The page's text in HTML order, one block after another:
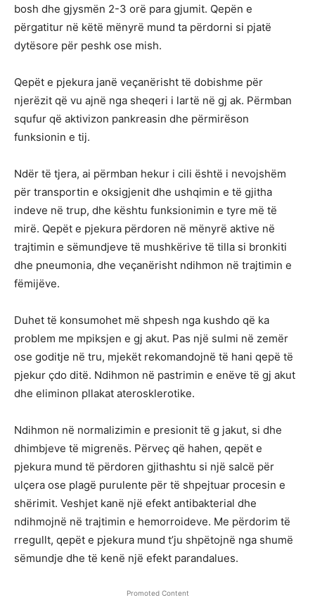
bosh dhe gjysmën 2-3 orë para gjumit. Qepën e
përgatitur në këtë mënyrë mund ta përdorni si pjatë
dytësore për peshk ose mish.
Qepët e pjekura janë veçanërisht të dobishme për
njerëzit që vu ajnë nga sheqeri i lartë në gj ak. Përmban
squfur që aktivizon pankreasin dhe përmirëson
funksionin e tij.
Ndër të tjera, ai përmban hekur i cili është i nevojshëm
për transportin e oksigjenit dhe ushqimin e të gjitha
indeve në trup, dhe kështu funksionimin e tyre më të
mirë. Qepët e pjekura përdoren në mënyrë aktive në
trajtimin e sëmundjeve të mushkërive të tilla si bronkiti
dhe pneumonia, dhe veçanërisht ndihmon në trajtimin e
fëmijëve.
Duhet të konsumohet më shpesh nga kushdo që ka
problem me mpiksjen e gj akut. Pas një sulmi në zemër
ose goditje në tru, mjekët rekomandojnë të hani qepë të
pjekur çdo ditë. Ndihmon në pastrimin e enëve të gj akut
dhe eliminon pllakat aterosklerotike.
Ndihmon në normalizimin e presionit të g jakut, si dhe
dhimbjeve të migrenës. Përveç që hahen, qepët e
pjekura mund të përdoren gjithashtu si një salcë për
ulçera ose plagë purulente për të shpejtuar procesin e
shërimit. Veshjet kanë një efekt antibakterial dhe
ndihmojnë në trajtimin e hemorroideve. Me përdorim të
rregullt, qepët e pjekura mund t’ju shpëtojnë nga shumë
sëmundje dhe të kenë një efekt parandalues.
Promoted Content